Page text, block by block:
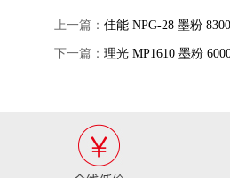
上一篇： 佳能 NPG-28 墨粉
下一篇： 理光 MP1610 墨粉